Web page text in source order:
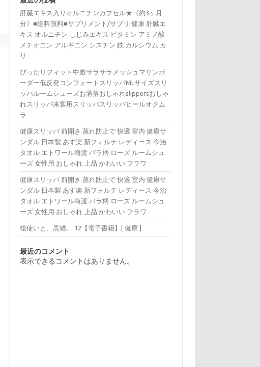
肝臓エキス入りオルニチンカプセル★《約3ヶ月
分》■送料無料■サプリメント/サプリ 健康 肝臓エ
キス オルニチン しじみエキス ビタミン アミノ酸
メチオニン アルギニン シスチン 鉄 カルシウム カ
リ
ぴったりフィット中敷サラサラメッシュマリンボ
ーダー低反発コンフォートスリッパMLサイズスリ
ッパルームシューズお洒落おしゃれslippersおしゃ
れスリッパ来客用スリッパスリッパヒールオクム
ラ
健康スリッパ 前開き 蒸れ防止で 快適 室内 健康サ
ンダル 日本製 あす楽 新フォルテ レディース 今治
タオル エトワール海渡 バラ柄 ローズ ルームシュ
ーズ 女性用 おしゃれ 上品 かわいい フラワ
健康スリッパ 前開き 蒸れ防止で 快適 室内 健康サ
ンダル 日本製 あす楽 新フォルテ レディース 今治
タオル エトワール海渡 バラ柄 ローズ ルームシュ
ーズ 女性用 おしゃれ 上品 かわいい フラワ
槍使いと、黒猫。 12【電子書籍】[ 健康 ]
最近のコメント
表示できるコメントはありません。